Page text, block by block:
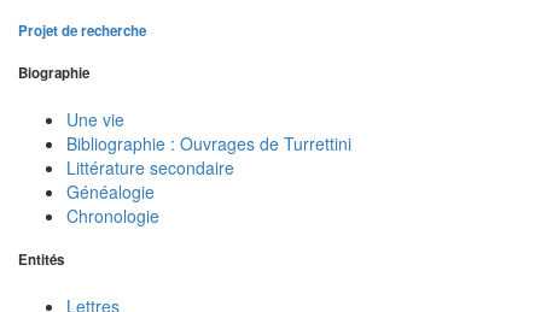
Projet de recherche
Biographie
Une vie
Bibliographie : Ouvrages de Turrettini
Littérature secondaire
Généalogie
Chronologie
Entités
Lettres